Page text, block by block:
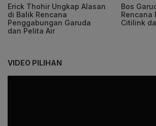
Erick Thohir Ungkap Alasan
di Balik Rencana
Penggabungan Garuda
dan Pelita Air
Bos
Rencana
Citilink
VIDEO PILIHAN